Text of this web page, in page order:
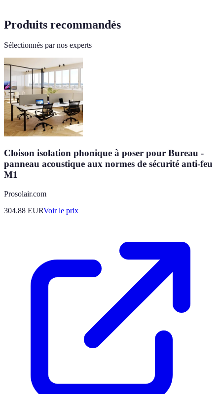
Produits recommandés
Sélectionnés par nos experts
Cloison isolation phonique à poser pour Bureau -
panneau acoustique aux normes de sécurité anti-feu
M1
Prosolair.com
304.88 EURVoir le prix